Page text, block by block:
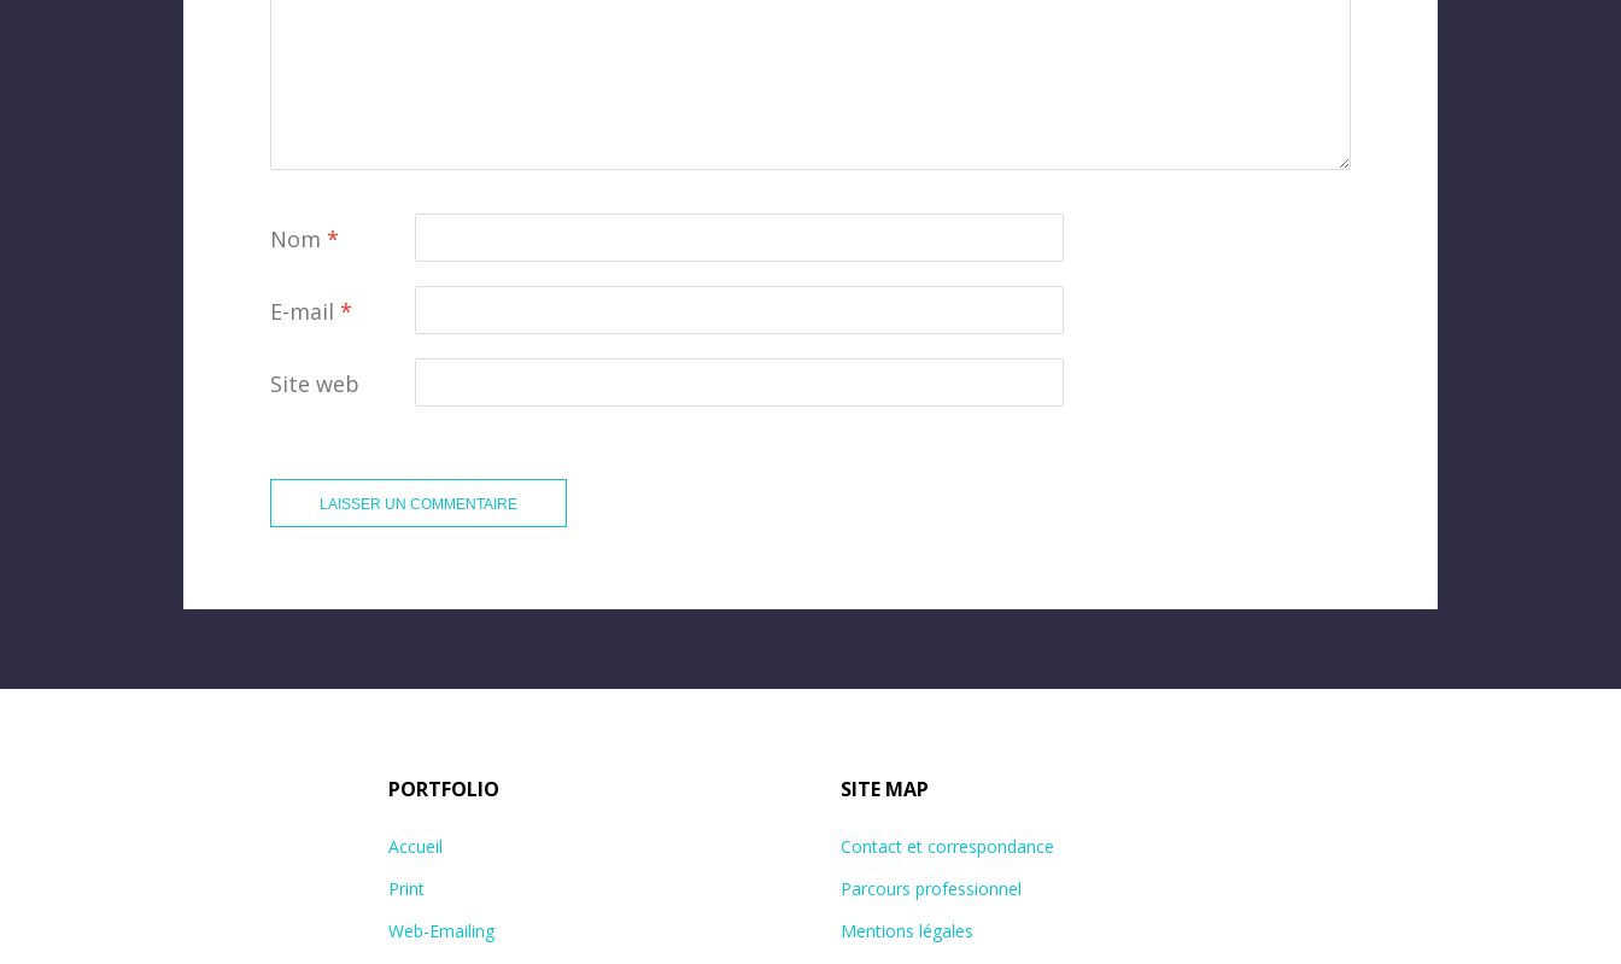
Nom *
E-mail *
Site web
PORTFOLIO
Accueil
Print
Web-Emailing
SITE MAP
Contact et correspondance
Parcours professionnel
Mentions légales